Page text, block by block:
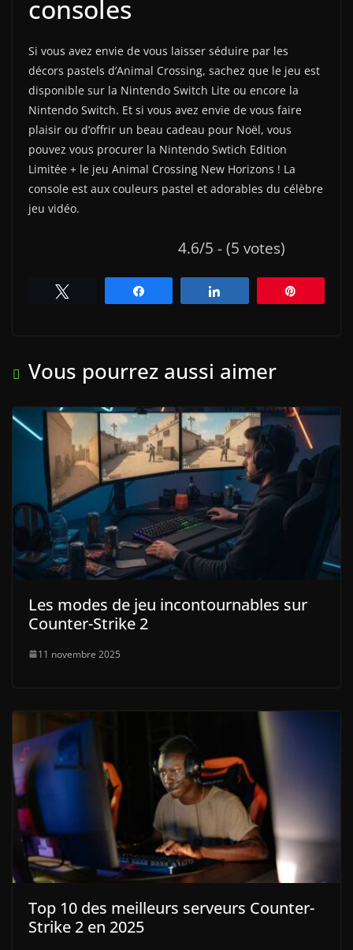
consoles
Si vous avez envie de vous laisser séduire par les
décors pastels d’Animal Crossing, sachez que le jeu est
disponible sur la Nintendo Switch Lite ou encore la
Nintendo Switch. Et si vous avez envie de vous faire
plaisir ou d’offrir un beau cadeau pour Noël, vous
pouvez vous procurer la Nintendo Swtich Edition
Limitée + le jeu Animal Crossing New Horizons ! La
console est aux couleurs pastel et adorables du célèbre
jeu vidéo.
4.6/5 - (5 votes)
Vous pourrez aussi aimer
Les modes de jeu incontournables sur
Counter-Strike 2
11 novembre 2025
Top 10 des meilleurs serveurs Counter-
Strike 2 en 2025